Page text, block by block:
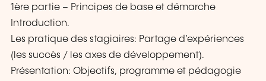
1ère partie – Principes de base et démarche
Introduction.
Les pratique des stagiaires: Partage d’expériences
(les succès / les axes de développement).
Présentation: Objectifs, programme et pédagogie